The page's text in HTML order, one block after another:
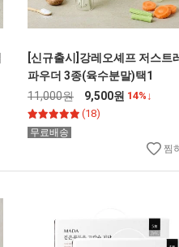
[신규출시]강레오셰프 저스트
파우더 3종(육수분말)택1
11,000원
9,500원 14%↓
(18)
무료배송
찜